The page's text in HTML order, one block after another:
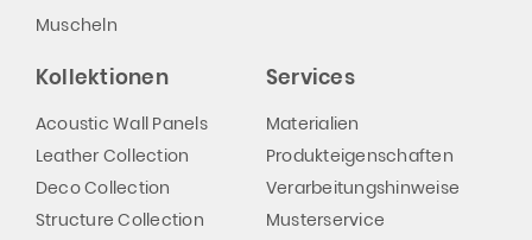
Muscheln
Kollektionen
Acoustic Wall Panels
Leather Collection
Deco Collection
Structure Collection
Services
Materialien
Produkteigenschaften
Verarbeitungshinweise
Musterservice